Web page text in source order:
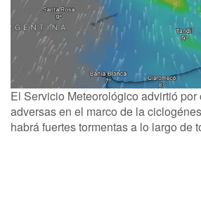
El Servicio Meteorológico advirtió
adversas en el marco de la
habrá fuertes tormentas a lo largo de